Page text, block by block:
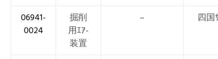
06941-
0024
掘削
用ｴｱ-
装置
– 四国